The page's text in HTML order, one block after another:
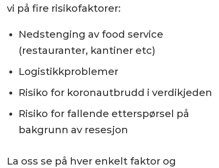
vi på fire risikofaktorer:
Nedstenging av food service
(restauranter, kantiner etc)
Logistikkproblemer
Risiko for koronautbrudd i verdikjeden
Risiko for fallende etterspørsel på
bakgrunn av resesjon
La oss se på hver enkelt faktor og